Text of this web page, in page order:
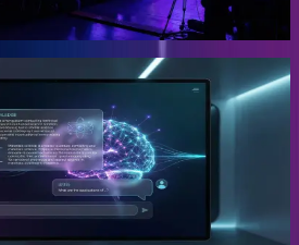
für Unternehmer gebaut hat. Kein
Marketing-Systeme mit KI-